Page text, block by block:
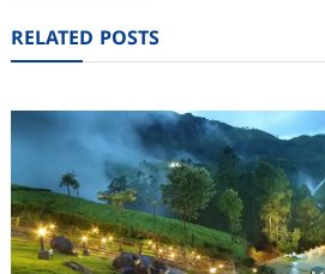
RELATED POSTS